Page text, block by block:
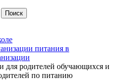
питания в
для родителей обучающихся и
по питанию